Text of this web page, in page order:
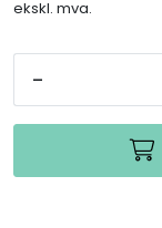
ekskl. mva.
-
Kampanjer
Outlet